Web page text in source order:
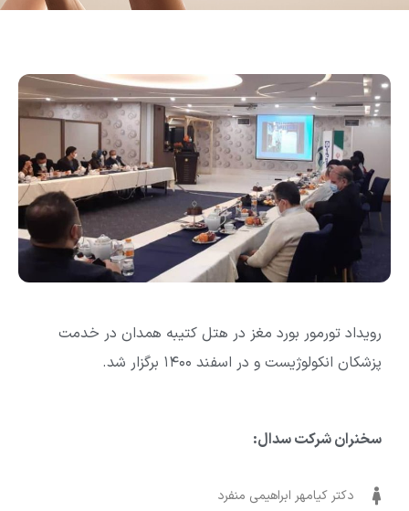
رویداد تورمور بورد مغز در هتل کتیبه همدان در خدمت
پزشکان انکولوژیست و در اسفند ۱۴۰۰ برگزار شد.
سخنران شرکت سدال:
دکتر کیامهر ابراهیمی منفرد